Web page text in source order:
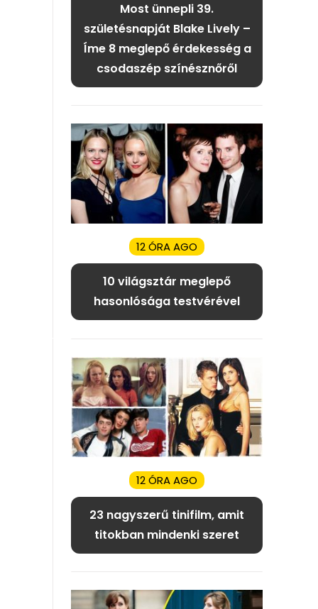
Most ünnepli 39.
születésnapját Blake Lively –
Íme 8 meglepő érdekesség a
csodaszép színésznőről
12 ÓRA AGO
10 világsztár meglepő
hasonlósága testvérével
12 ÓRA AGO
23 nagyszerű tinifilm, amit
titokban mindenki szeret